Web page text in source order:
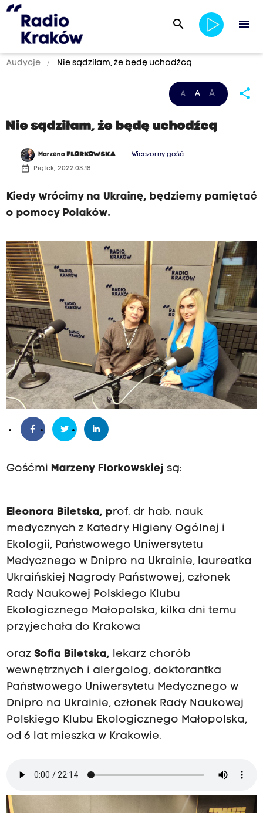
search menu
Audycje Nie sądziłam, że będę uchodźcą
A A A share
Nie sądziłam, że będę uchodźcą
Marzena FLORKOWSKA Wieczorny gość
date_range Piątek, 2022.03.18
Kiedy wrócimy na Ukrainę, będziemy pamiętać
o pomocy Polaków.
Gośćmi Marzeny Florkowskiej są:
Eleonora Biletska, prof. dr hab. nauk
medycznych z Katedry Higieny Ogólnej i
Ekologii, Państwowego Uniwersytetu
Medycznego w Dnipro na Ukrainie, laureatka
Ukraińskiej Nagrody Państwowej, członek
Rady Naukowej Polskiego Klubu
Ekologicznego Małopolska, kilka dni temu
przyjechała do Krakowa
oraz Sofia Biletska, lekarz chorób
wewnętrznych i alergolog, doktorantka
Państwowego Uniwersytetu Medycznego w
Dnipro na Ukrainie, członek Rady Naukowej
Polskiego Klubu Ekologicznego Małopolska,
od 6 lat mieszka w Krakowie.